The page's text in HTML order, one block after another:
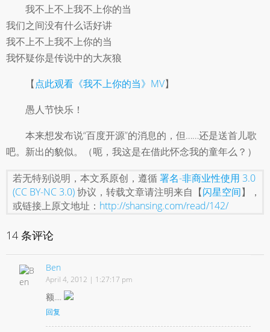
我不上不上我不上你的当
我们之间没有什么话好讲
我不上不上我不上你的当
我怀疑你是传说中的大灰狼
【点此观看《我不上你的当》MV】
愚人节快乐！
本来想发布说“百度开源”的消息的，但……还是送首儿歌
吧。新出的貌似。（呃，我这是在借此怀念我的童年么？）
若无特别说明，本文系原创，遵循署名-非商业性使用 3.0
(CC BY-NC 3.0)协议，转载文章请注明来自【闪星空间】，
或链接上原文地址： http://shansing.com/read/142/
14 条评论
Ben
April 4, 2012 | 1:27:17 pm
额....
回复